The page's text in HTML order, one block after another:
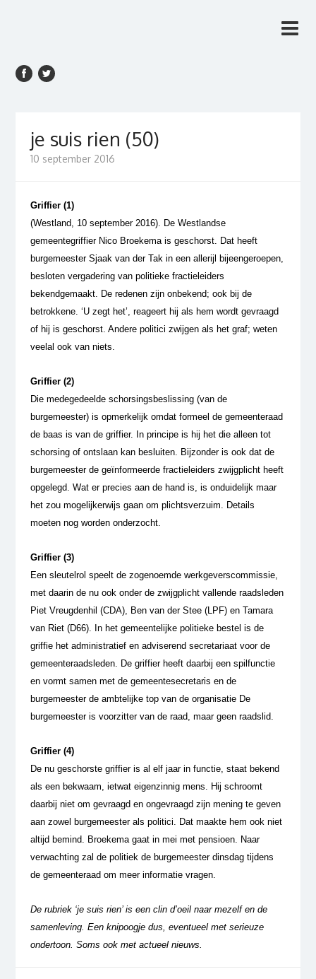
je suis rien (50)
10 september 2016
Griffier (1)
(Westland, 10 september 2016). De Westlandse
gemeentegriffier Nico Broekema is geschorst. Dat heeft
burgemeester Sjaak van der Tak in een allerijl bijeengeroepen,
besloten vergadering van politieke fractieleiders
bekendgemaakt. De redenen zijn onbekend; ook bij de
betrokkene. ‘U zegt het’, reageert hij als hem wordt gevraagd
of hij is geschorst. Andere politici zwijgen als het graf; weten
veelal ook van niets.
Griffier (2)
Die medegedeelde schorsingsbeslissing (van de
burgemeester) is opmerkelijk omdat formeel de gemeenteraad
de baas is van de griffier. In principe is hij het die alleen tot
schorsing of ontslaan kan besluiten. Bijzonder is ook dat de
burgemeester de geïnformeerde fractieleiders zwijgplicht heeft
opgelegd. Wat er precies aan de hand is, is onduidelijk maar
het zou mogelijkerwijs gaan om plichtsverzuim. Details
moeten nog worden onderzocht.
Griffier (3)
Een sleutelrol speelt de zogenoemde werkgeverscommissie,
met daarin de nu ook onder de zwijgplicht vallende raadsleden
Piet Vreugdenhil (CDA), Ben van der Stee (LPF) en Tamara
van Riet (D66). In het gemeentelijke politieke bestel is de
griffie het administratief en adviserend secretariaat voor de
gemeenteraadsleden. De griffier heeft daarbij een spilfunctie
en vormt samen met de gemeentesecretaris en de
burgemeester de ambtelijke top van de organisatie De
burgemeester is voorzitter van de raad, maar geen raadslid.
Griffier (4)
De nu geschorste griffier is al elf jaar in functie, staat bekend
als een bekwaam, ietwat eigenzinnig mens. Hij schroomt
daarbij niet om gevraagd en ongevraagd zijn mening te geven
aan zowel burgemeester als politici. Dat maakte hem ook niet
altijd bemind. Broekema gaat in mei met pensioen. Naar
verwachting zal de politiek de burgemeester dinsdag tijdens
de gemeenteraad om meer informatie vragen.
De rubriek ‘je suis rien’ is een clin d’oeil naar mezelf en de
samenleving. Een knipoogje dus, eventueel met serieuze
ondertoon. Soms ook met actueel nieuws.